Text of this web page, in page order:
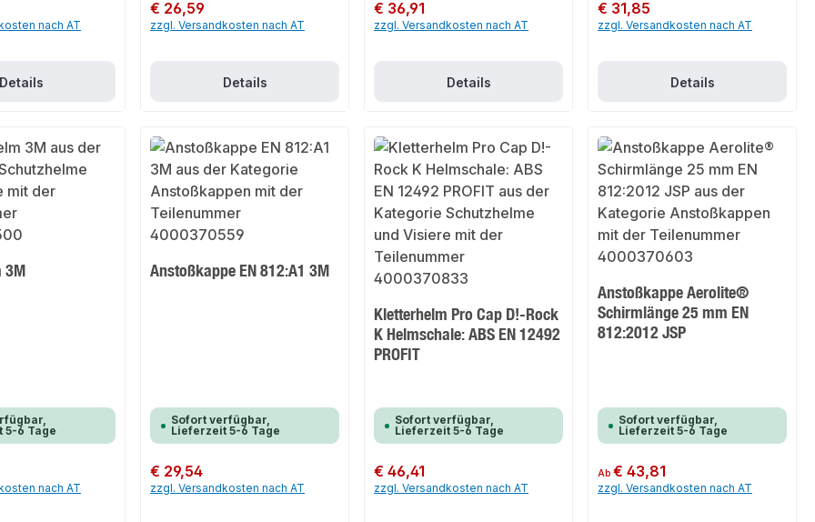
nach AT
Details
Regulärer Preis:
€ 26,59
zzgl. Versandkosten nach AT
Details
Regulärer Preis:
€ 36,91
zzgl. Versandkosten nach AT
Details
Regulärer Preis:
€ 31,85
zzgl. Versandkosten nach AT
Details
3M
5-6 Tage
nach AT
Anstoßkappe EN 812:A1 3M
Sofort verfügbar,
Lieferzeit 5-6 Tage
Regulärer Preis:
€ 29,54
zzgl. Versandkosten nach AT
Kletterhelm Pro Cap D!-Rock
K Helmschale: ABS EN 12492
PROFIT
Sofort verfügbar,
Lieferzeit 5-6 Tage
Regulärer Preis:
€ 46,41
zzgl. Versandkosten nach AT
Anstoßkappe Aerolite®
Schirmlänge 25 mm EN
812:2012 JSP
Sofort verfügbar,
Lieferzeit 5-6 Tage
Regulärer Preis:
Ab€ 43,81
zzgl. Versandkosten nach AT